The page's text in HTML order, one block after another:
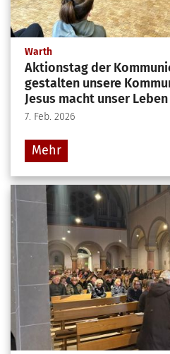
Warth:
Aktionstag der
gestalten unsere
Jesus macht unser
7. Feb. 2026
Mehr